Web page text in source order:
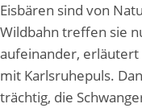
Eisbären sind von
Wildbahn treffen sie
aufeinander, erläutert
mit Karlsruhepuls.
trächtig, die